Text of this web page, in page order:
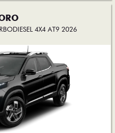
4X4 AT9 2026